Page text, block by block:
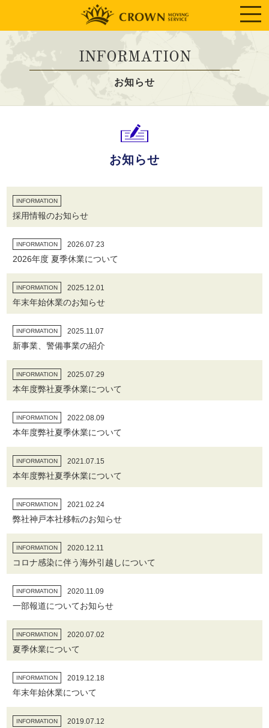
INFORMATION
お知らせ
お知らせ
INFORMATION
採用情報のお知らせ
INFORMATION 2026.07.23
2026年度 夏季休業について
INFORMATION 2025.12.01
年末年始休業のお知らせ
INFORMATION 2025.11.07
新事業、警備事業の紹介
INFORMATION 2025.07.29
本年度弊社夏季休業について
INFORMATION 2022.08.09
本年度弊社夏季休業について
INFORMATION 2021.07.15
本年度弊社夏季休業について
INFORMATION 2021.02.24
弊社神戸本社移転のお知らせ
INFORMATION 2020.12.11
コロナ感染に伴う海外引越しについて
INFORMATION 2020.11.09
一部報道についてお知らせ
INFORMATION 2020.07.02
夏季休業について
INFORMATION 2019.12.18
年末年始休業について
INFORMATION 2019.07.12